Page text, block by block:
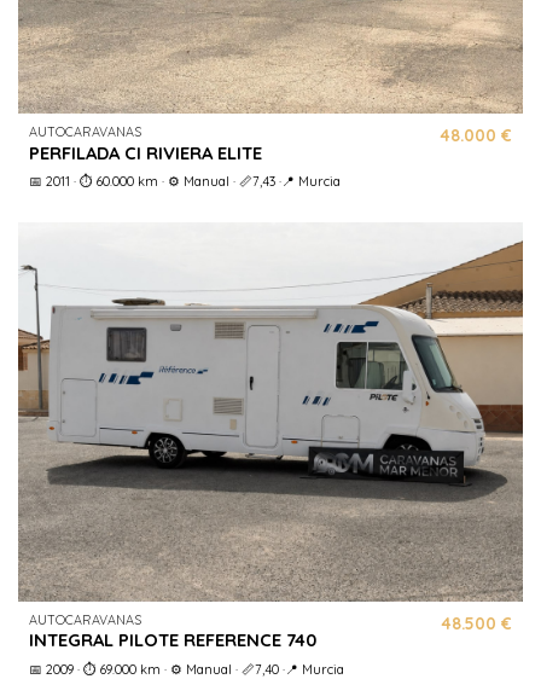
AUTOCARAVANAS
PERFILADA CI RIVIERA ELITE
48.000 €
📅 2011 · ⏱️ 60.000 km · ⚙️ Manual · 📏7,43 ·📍 Murcia
AUTOCARAVANAS
INTEGRAL PILOTE REFERENCE 740
48.500 €
📅 2009 · ⏱️ 69.000 km · ⚙️ Manual · 📏7,40 ·📍 Murcia